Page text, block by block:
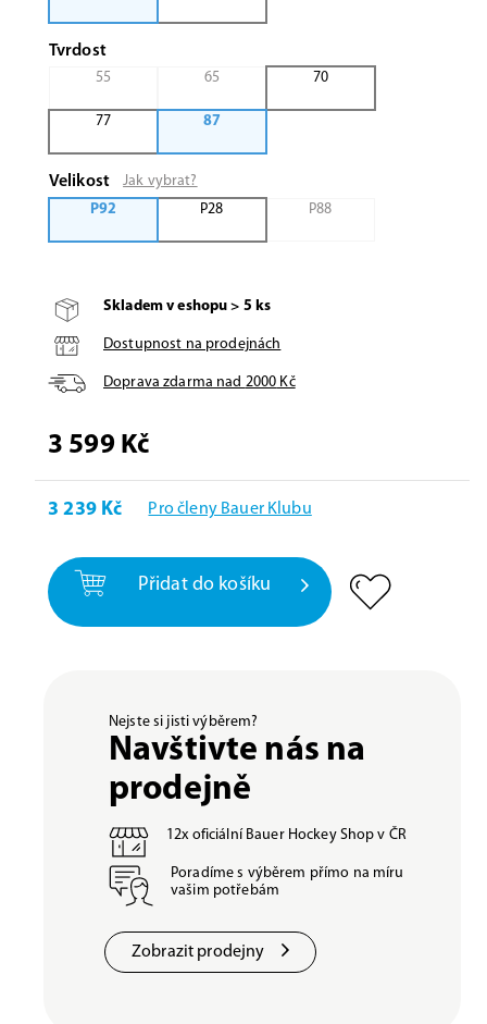
Tvrdost
55 65 70
77 87
Velikost
Jak vybrat?
P92
P28 P88
Skladem v eshopu > 5 ks
Dostupnost na prodejnách
Doprava zdarma nad 2000 Kč
3 599 Kč
3 239 Kč Pro členy Bauer Klubu
Přidat do košíku
Nejste si jisti výběrem?
Navštivte nás na
prodejně
12x oficiální Bauer Hockey Shop v ČR
Poradíme s výběrem přímo na míru
vašim potřebám
Zobrazit prodejny